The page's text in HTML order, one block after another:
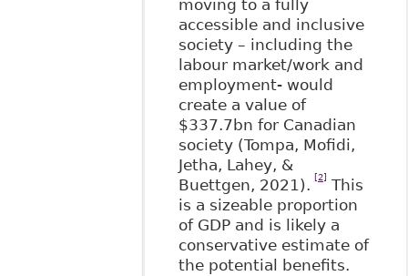
moving to a fully
accessible and inclusive
society – including the
labour market/work and
employment- would
create a value of
$337.7bn for Canadian
society (Tompa, Mofidi,
Jetha, Lahey, &
Buettgen, 2021). [2] This
is a sizeable proportion
of GDP and is likely a
conservative estimate of
the potential benefits.